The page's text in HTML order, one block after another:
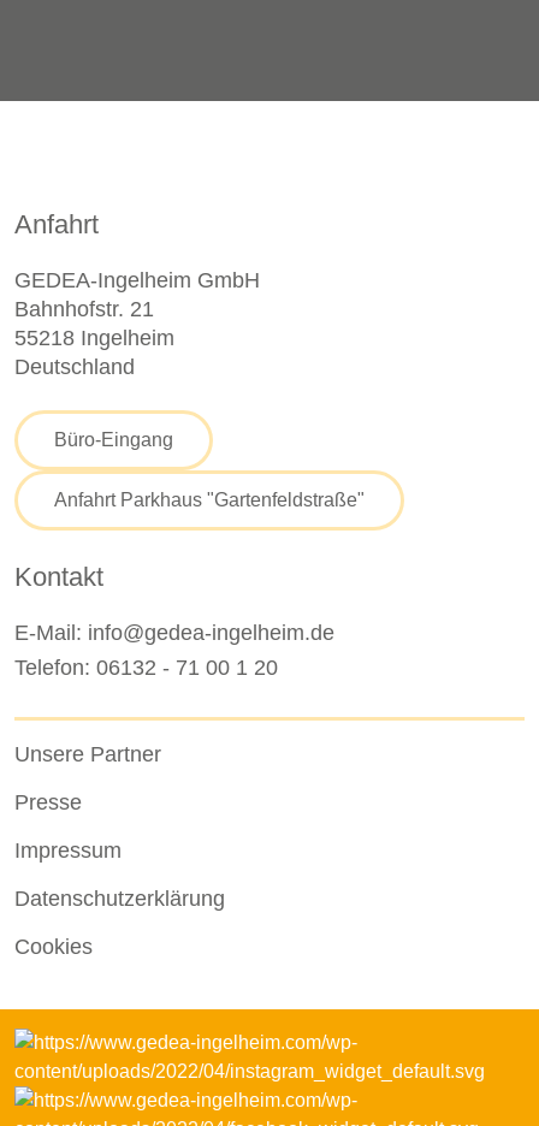
Anfahrt
GEDEA-Ingelheim GmbH
Bahnhofstr. 21
55218 Ingelheim
Deutschland
Büro-Eingang
Anfahrt Parkhaus "Gartenfeldstraße"
Kontakt
E-Mail: info@gedea-ingelheim.de
Telefon: 06132 - 71 00 1 20
Unsere Partner
Presse
Impressum
Datenschutzerklärung
Cookies